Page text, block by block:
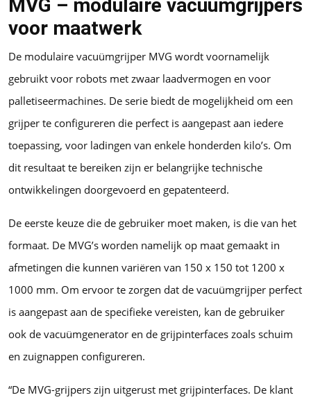
MVG – modulaire vacuümgrijpers
voor maatwerk
De modulaire vacuümgrijper MVG wordt voornamelijk
gebruikt voor robots met zwaar laadvermogen en voor
palletiseermachines. De serie biedt de mogelijkheid om een ​​
grijper te configureren die perfect is aangepast aan iedere
toepassing, voor ladingen van enkele honderden kilo’s. Om
dit resultaat te bereiken zijn er belangrijke technische
ontwikkelingen doorgevoerd en gepatenteerd.
De eerste keuze die de gebruiker moet maken, is die van het
formaat. De MVG’s worden namelijk op maat gemaakt in
afmetingen die kunnen variëren van 150 x 150 tot 1200 x
1000 mm. Om ervoor te zorgen dat de vacuümgrijper perfect
is aangepast aan de specifieke vereisten, kan de gebruiker
ook de vacuümgenerator en de grijpinterfaces zoals schuim
en zuignappen configureren.
“De MVG-grijpers zijn uitgerust met grijpinterfaces. De klant